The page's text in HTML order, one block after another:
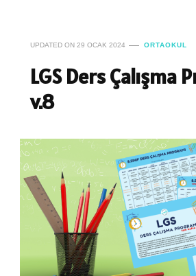
UPDATED ON 29 OCAK 2024 ORTAOKUL
LGS Ders Çalışma
v.8